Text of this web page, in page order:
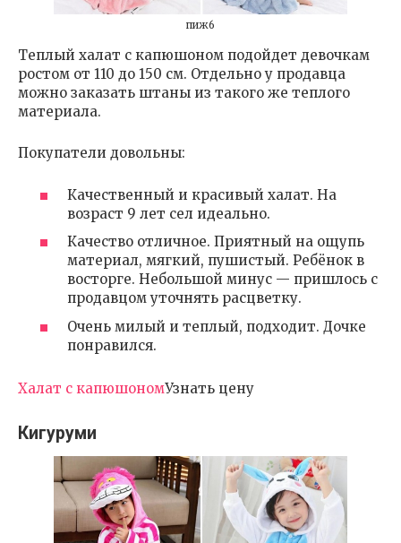
пиж6
Теплый халат с капюшоном подойдет девочкам
ростом от 110 до 150 см. Отдельно у продавца
можно заказать штаны из такого же теплого
материала.
Покупатели довольны:
Качественный и красивый халат. На
возраст 9 лет сел идеально.
Качество отличное. Приятный на ощупь
материал, мягкий, пушистый. Ребёнок в
восторге. Небольшой минус — пришлось с
продавцом уточнять расцветку.
Очень милый и теплый, подходит. Дочке
понравился.
Халат с капюшономУзнать цену
Кигуруми